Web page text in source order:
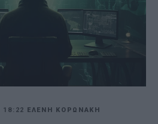
18:22 ΕΛΕΝΗ ΚΟΡΩΝΑΚΗ